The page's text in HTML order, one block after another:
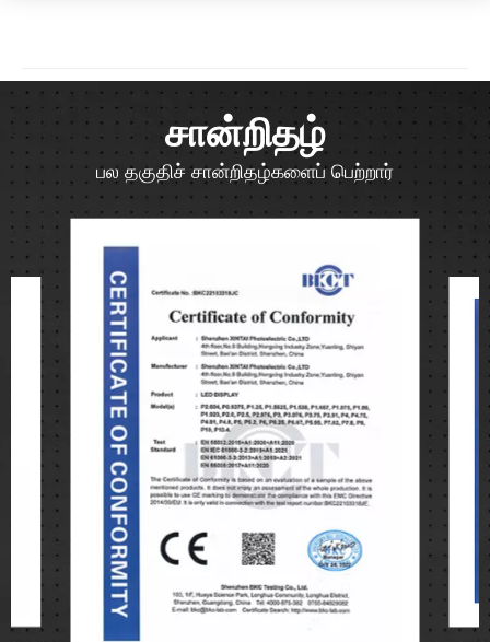
சான்றிதழ்
பல தகுதிச் சான்றிதழ்களைப் பெற்றார்